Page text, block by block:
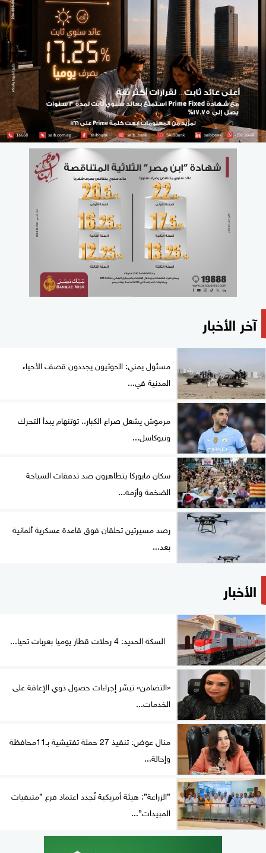
آخر الأخبار
مسئول يمني: الحوثيون يجددون قصف الأحياء
المدنية في...
مرموش يشعل صراع الكبار.. توتنهام يبدأ التحرك
ونيوكاسل...
سكان مايوركا يتظاهرون ضد تدفقات السياحة
الضخمة وأزمة...
رصد مسيرتين تحلقان فوق قاعدة عسكرية ألمانية
بعد...
الأخبار
السكة الحديد: 4 رحلات قطار يوميا بعربات تحيا...
«التضامن» تيسّر إجراءات حصول ذوي الإعاقة على
الخدمات...
منال عوض: تنفيذ 27 حملة تفتيشية بـ11محافظة
وإحالة...
”الزراعة”: هيئة أمريكية تُجدد اعتماد فرع ”متبقيات
المبيدات”...